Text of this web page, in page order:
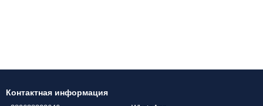
Контактная информация